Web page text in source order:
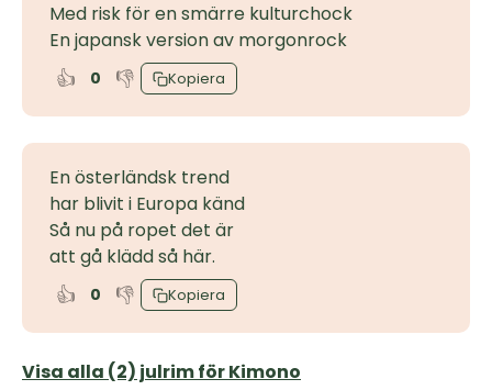
Med risk för en smärre kulturchock
En japansk version av morgonrock
👍 0 👎 Kopiera
En österländsk trend
har blivit i Europa känd
Så nu på ropet det är
att gå klädd så här.
👍 0 👎 Kopiera
Visa alla (2) julrim för Kimono